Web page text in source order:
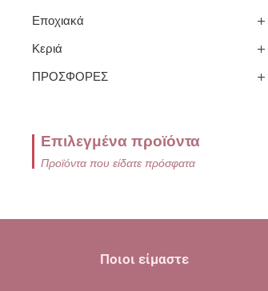
Εποχιακά
Κεριά
ΠΡΟΣΦΟΡΕΣ
Επιλεγμένα προϊόντα
Προϊόντα που είδατε πρόσφατα
Ποιοι είμαστε